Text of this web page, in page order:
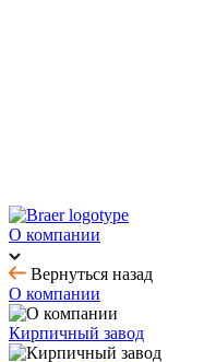
О компании
Вернуться назад
О компании
Кирпичный завод